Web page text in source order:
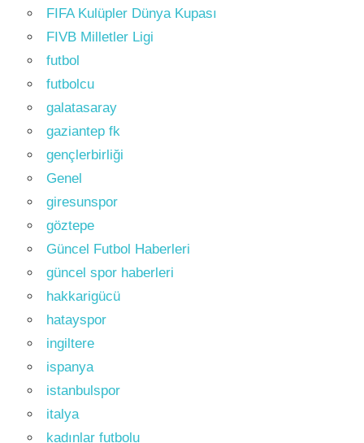
FIFA Kulüpler Dünya Kupası
FIVB Milletler Ligi
futbol
futbolcu
galatasaray
gaziantep fk
gençlerbirliği
Genel
giresunspor
göztepe
Güncel Futbol Haberleri
güncel spor haberleri
hakkarigücü
hatayspor
ingiltere
ispanya
istanbulspor
italya
kadınlar futbolu